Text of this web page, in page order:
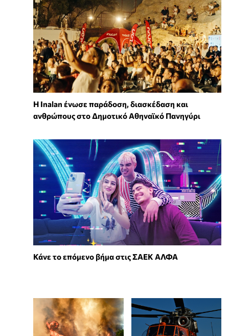
Η Inalan ένωσε παράδοση, διασκέδαση και
ανθρώπους στο Δημοτικό Αθηναϊκό Πανηγύρι
Κάνε το επόμενο βήμα στις ΣΑΕΚ ΑΛΦΑ